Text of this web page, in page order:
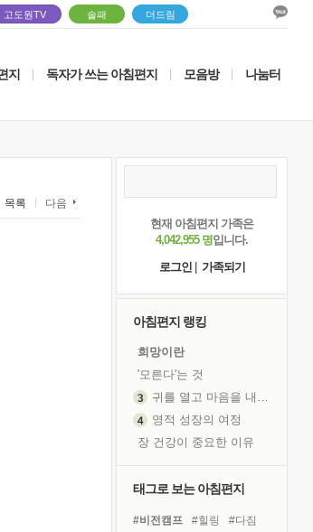
고도원TV 솔패 더드림
지 독자가 쓰는 아침편지 모음방 나눔터
목록 다음
현재 아침편지 가족은
4,042,955 명입니다.
로그인
가족되기
아침편지 랭킹
희망이란
'모른다'는 것
귀를 열고 마음을 내어주고
영적 성장의 여정
장 건강이 중요한 이유
흙이 된 몸으로 출근하는 여자
태그로 보는 아침편지
#비전캠프 #힐링
#다짐